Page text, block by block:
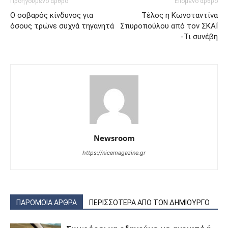
Ο σοβαρός κίνδυνος για
όσους τρώνε συχνά τηγανητά
Τέλος η Κωνσταντίνα
Σπυροπούλου από τον ΣΚΑΪ
-Τι συνέβη
Newsroom
https://nicemagazine.gr
ΠΑΡΟΜΟΙΑ ΑΡΘΡΑ ΠΕΡΙΣΣΟΤΕΡΑ ΑΠΟ ΤΟΝ ΔΗΜΙΟΥΡΓΟ